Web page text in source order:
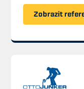
držáky na
můžeme
Zobrazit